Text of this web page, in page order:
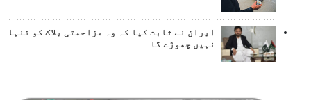
ایران نے ثابت کیا کہ وہ مزاحمتی بلاک کو تنہا
نہیں چھوڑے گا